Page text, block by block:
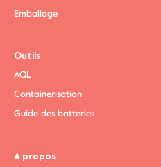
Emballage
Outils
AQL
Containerisation
Guide des batteries
A propos